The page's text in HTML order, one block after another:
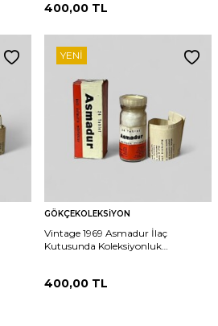
400,00 TL
YENI
GÖKÇEKOLEKSIYON
Vintage 1969 Asmadur İlaç
Kutusunda Koleksiyonluk
400,00 TL